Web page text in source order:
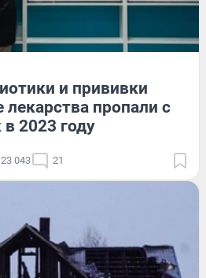
и прививки
лекарства пропали с
в 2023 году
23 043 21